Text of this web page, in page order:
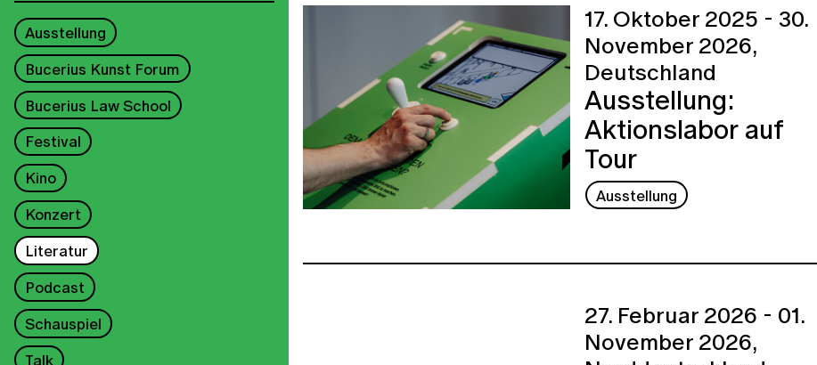
Ausstellung
Bucerius Kunst Forum
Bucerius Law School
Festival
Kino
Konzert
Literatur
Podcast
Schauspiel
Talk
17. Oktober 2025 - 30.
November 2026,
Deutschland
Ausstellung:
Aktionslabor auf
Tour
Ausstellung
27. Februar 2026 - 01.
November 2026,